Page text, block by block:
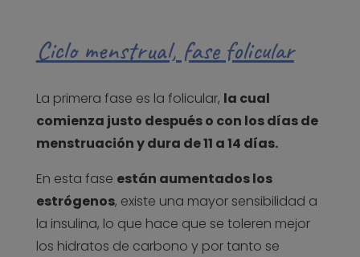
Ciclo menstrual, fase folicular
La primera fase es la folicular, la cual
comienza justo después o con los días de
menstruación y dura de 11 a 14 días.
En esta fase están aumentados los
estrógenos, existe una mayor sensibilidad a
la insulina, lo que hace que se toleren mejor
los hidratos de carbono y por tanto se